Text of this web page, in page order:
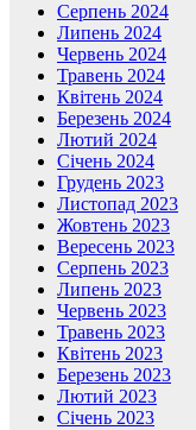
Серпень 2024
Липень 2024
Червень 2024
Травень 2024
Квітень 2024
Березень 2024
Лютий 2024
Січень 2024
Грудень 2023
Листопад 2023
Жовтень 2023
Вересень 2023
Серпень 2023
Липень 2023
Червень 2023
Травень 2023
Квітень 2023
Березень 2023
Лютий 2023
Січень 2023